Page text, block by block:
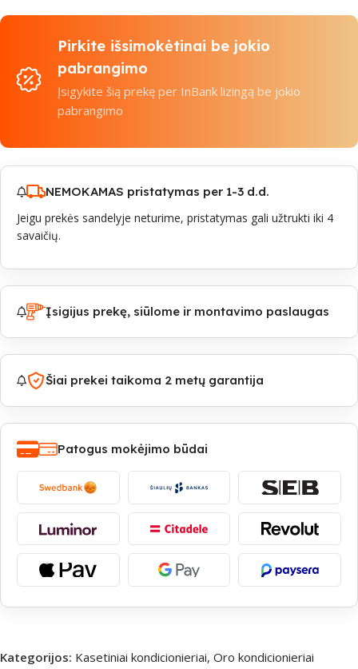
Pirkite išsimokėtinai be jokio
pabrangimo
Įsigykite šią prekę per InBank lizingą be jokio
pabrangimo
NEMOKAMAS pristatymas per 1-3 d.d.
Jeigu prekės sandelyje neturime, pristatymas gali užtrukti iki 4
savaičių.
Įsigijus prekę, siūlome ir montavimo paslaugas
Šiai prekei taikoma 2 metų garantija
Patogus mokėjimo būdai
Kategorijos: Kasetiniai kondicionieriai, Oro kondicionieriai